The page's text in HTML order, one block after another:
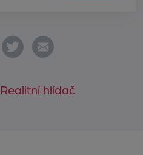
Realitní hlídač